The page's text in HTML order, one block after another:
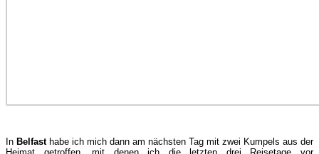
In Belfasthabe ich mich dann am nächsten Tag mit zwei Kumpels aus der